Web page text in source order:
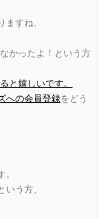
すね。
かったよ！という方
と嬉しいです。
への会員登録をどう
う方、